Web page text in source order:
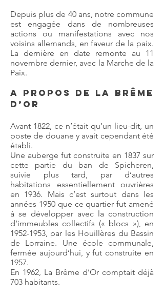
Depuis plus de 40 ans, notre commune
est engagée dans de nombreuses
actions ou manifestations avec nos
voisins allemands, en faveur de la paix.
La dernière en date remonte au 11
novembre dernier, avec la Marche de la
Paix.
A propos de La Brême
d’Or
Avant 1822, ce n’était qu’un lieu-dit, un
poste de douane y avait cependant été
établi.
Une auberge fut construite en 1837 sur
cette partie du ban de Spicheren,
suivie plus tard, par d’autres
habitations essentiellement ouvrières
en 1936. Mais c’est surtout dans les
années 1950 que ce quartier fut amené
à se développer avec la construction
d’immeubles collectifs (« blocs »), en
1952-1953, par les Houillères du Bassin
de Lorraine. Une école communale,
fermée aujourd’hui, y fut construite en
1957.
En 1962, La Brême d’Or comptait déjà
703 habitants.